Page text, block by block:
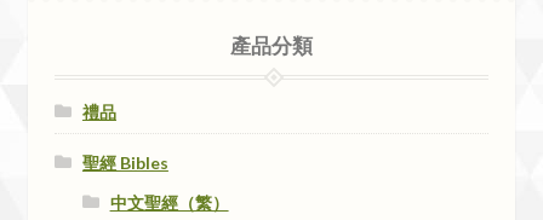
產品分類
禮品
聖經 Bibles
中文聖經（繁）